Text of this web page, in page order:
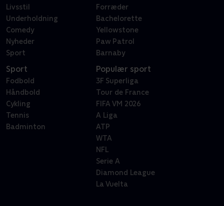
Livsstil
Underholdning
Comedy
Nyheder
Sport
Forræder
Bachelorette
Yellowstone
Paw Patrol
Barnaby
Sport
Fodbold
Håndbold
Cykling
Tennis
Badminton
Populær sport
3F Superliga
Tour de France
FIFA VM 2026
A Liga
ATP
WTA
NFL
Serie A
Diamond League
La Vuelta